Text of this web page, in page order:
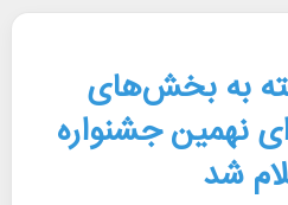
به بخش‌های
نهمین جشنواره
شد